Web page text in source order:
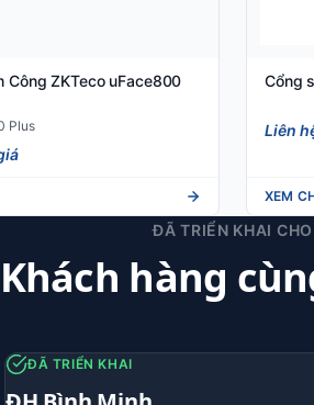
Công ZKTeco uFace800
Plus
Cổng
Liên
XEM
ĐÃ TRIỂN KHAI CHO
Khách hàng
ĐÃ TRIỂN KHAI